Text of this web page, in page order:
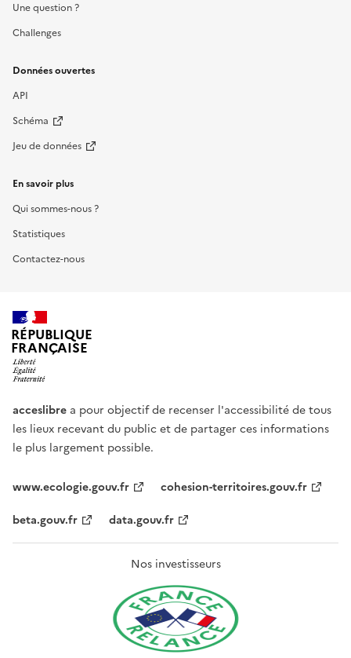
Une question ?
Challenges
Données ouvertes
API
Schéma
Jeu de données
En savoir plus
Qui sommes-nous ?
Statistiques
Contactez-nous
RÉPUBLIQUE
FRANÇAISE
acceslibre a pour objectif de recenser l'accessibilité de tous
les lieux recevant du public et de partager ces informations
le plus largement possible.
www.ecologie.gouv.fr
cohesion-territoires.gouv.fr
beta.gouv.fr
data.gouv.fr
Nos investisseurs